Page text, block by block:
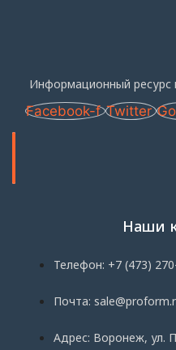
Информационный ресурс
Facebook-f Twitter
Наши
Телефон: +7 (473)
Почта:
Адрес: Воронеж, ул.